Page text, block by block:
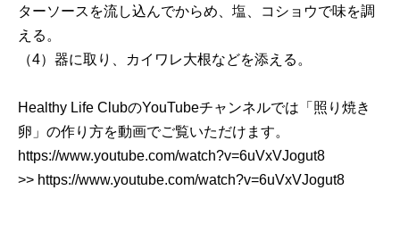
ターソースを流し込んでからめ、塩、コショウで味を調
える。
（4）器に取り、カイワレ大根などを添える。
Healthy Life ClubのYouTubeチャンネルでは「照り焼き
卵」の作り方を動画でご覧いただけます。
https://www.youtube.com/watch?v=6uVxVJogut8
>> https://www.youtube.com/watch?v=6uVxVJogut8